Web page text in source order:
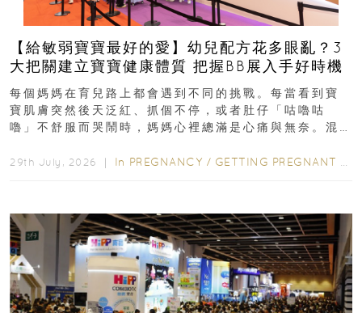
【給敏弱寶寶最好的愛】幼兒配方花多眼亂？3
大把關建立寶寶健康體質 把握BB展入手好時機
每個媽媽在育兒路上都會遇到不同的挑戰。每當看到寶
寶肌膚突然後天泛紅、抓個不停，或者肚仔「咕嚕咕
嚕」不舒服而哭鬧時，媽媽心裡總滿是心痛與無奈。混
29th July, 2026 ｜ In PREGNANCY / GETTING PREGNANT